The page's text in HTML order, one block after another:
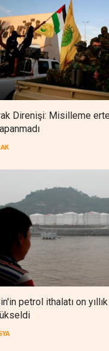
Foreign
BATI YARIM KÜRE
Suudi
Pakistan
anlaşması
ARAP DÜNYASI
Direnişi: Misilleme
petrol ithalatı on